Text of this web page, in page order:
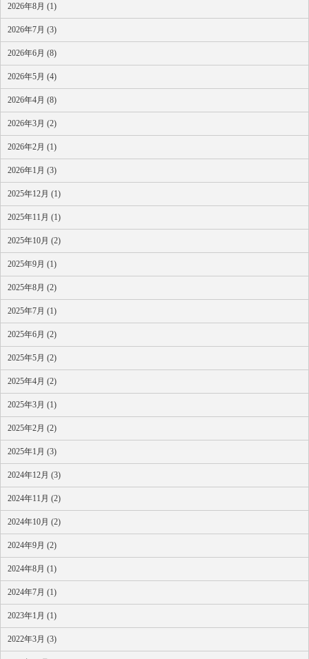
2026年8月 (1)
2026年7月 (3)
2026年6月 (8)
2026年5月 (4)
2026年4月 (8)
2026年3月 (2)
2026年2月 (1)
2026年1月 (3)
2025年12月 (1)
2025年11月 (1)
2025年10月 (2)
2025年9月 (1)
2025年8月 (2)
2025年7月 (1)
2025年6月 (2)
2025年5月 (2)
2025年4月 (2)
2025年3月 (1)
2025年2月 (2)
2025年1月 (3)
2024年12月 (3)
2024年11月 (2)
2024年10月 (2)
2024年9月 (2)
2024年8月 (1)
2024年7月 (1)
2023年1月 (1)
2022年3月 (3)